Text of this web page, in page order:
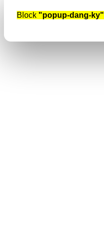
Block "popup-dang-ky"